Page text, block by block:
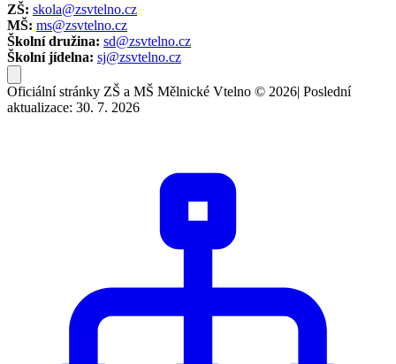
ZŠ: skola@zsvtelno.cz
MŠ: ms@zsvtelno.cz
Školní družina: sd@zsvtelno.cz
Školní jídelna: sj@zsvtelno.cz
Oficiální stránky ZŠ a MŠ Mělnické Vtelno © 2026| Poslední
aktualizace: 30. 7. 2026